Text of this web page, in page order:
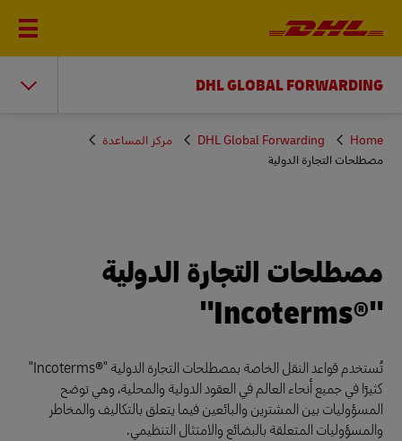
DHL GLOBAL FORWARDING
You
are
here
Home
DHL Global Forwarding
مركز المساعدة
مصطلحات التجارة الدولية
مصطلحات التجارة الدولية
"Incoterms®‎"
تُستخدم قواعد النقل الخاصة بمصطلحات التجارة الدولية "Incoterms®‎"
كثيرًا في جميع أنحاء العالم في العقود الدولية والمحلية، وهي توضح
المسؤوليات بين المشترين والبائعين فيما يتعلق بالتكاليف والمخاطر
والمسؤوليات المتعلقة بالبضائع والامتثال التنظيمي.